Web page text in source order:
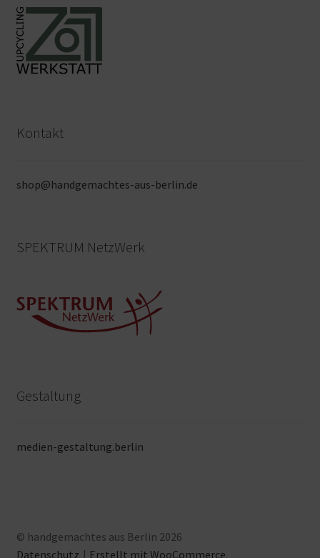
Kontakt
shop@handgemachtes-aus-berlin.de
SPEKTRUM NetzWerk
Gestaltung
medien-gestaltung.berlin
© handgemachtes aus Berlin 2026
Datenschutz
Erstellt mit WooCommerce.